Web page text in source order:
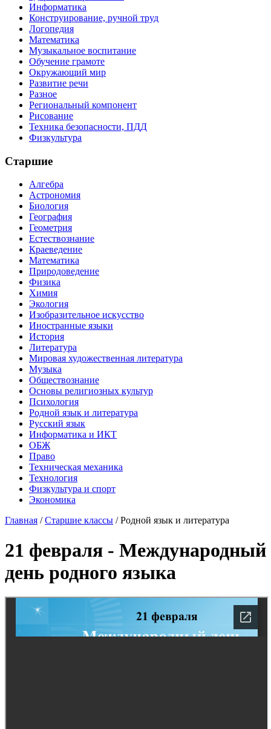
Информатика
Конструирование, ручной труд
Логопедия
Математика
Музыкальное воспитание
Обучение грамоте
Окружающий мир
Развитие речи
Разное
Региональный компонент
Рисование
Техника безопасности, ПДД
Физкультура
Старшие
Алгебра
Астрономия
Биология
География
Геометрия
Естествознание
Краеведение
Математика
Природоведение
Физика
Химия
Экология
Изобразительное искусство
Иностранные языки
История
Литература
Мировая художественная литература
Музыка
Обществознание
Основы религиозных культур
Психология
Родной язык и литература
Русский язык
Информатика и ИКТ
ОБЖ
Право
Техническая механика
Технология
Физкультура и спорт
Экономика
Главная /Старшие классы /Родной язык и литература
21 февраля - Международный
день родного языка